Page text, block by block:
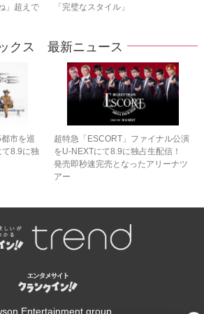
」超えで
「完璧なスタイル」
クス 最新ニュース
市を巡
て8.9に独
超特急「ESCORT」ファイナル公演
をU-NEXTにて8.9に独占生配信！
発売即秒速完売となったアリーナツ
アー
Entertainment group